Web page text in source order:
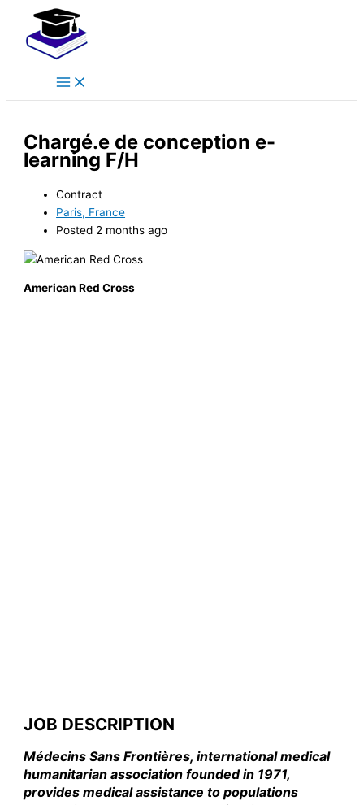
content
Menu
Chargé.e de conception e-
learning F/H
Contract
Paris, France
Posted 2 months ago
American Red Cross
JOB DESCRIPTION
Médecins Sans Frontières, international medical
humanitarian association founded in 1971,
provides medical assistance to populations